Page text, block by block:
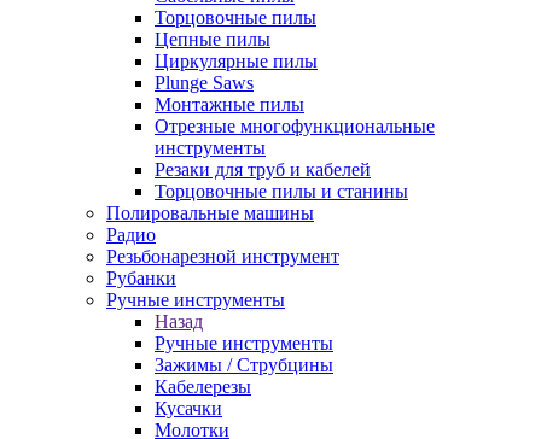
Торцовочные пилы
Цепные пилы
Циркулярные пилы
Plunge Saws
Монтажные пилы
Отрезные многофункциональные
инструменты
Резаки для труб и кабелей
Торцовочные пилы и станины
Полировальные машины
Радио
Резьбонарезной инструмент
Рубанки
Ручные инструменты
Назад
Ручные инструменты
Зажимы / Струбцины
Кабелерезы
Кусачки
Молотки